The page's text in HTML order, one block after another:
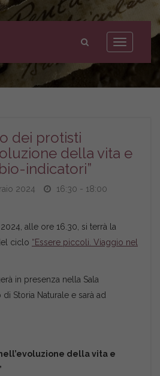
Toggle
navigation
dei protisti
della vita e
indicatori”
2024
16:30 - 18:00
alle ore 16.30, si terrà la
ciclo “Essere piccoli. Viaggio nel
in presenza nella Sala
Storia Naturale e sarà ad
della vita e